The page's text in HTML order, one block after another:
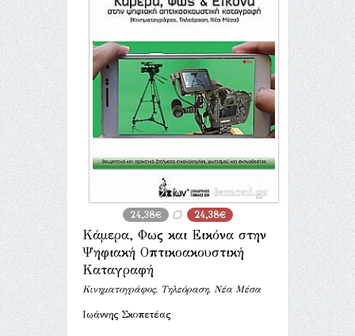
24,38€ 24,38€
Κάμερα, Φως και Εικόνα στην
Ψηφιακή Οπτικοακουστική
Καταγραφή
Κινηματογράφος, Τηλεόραση, Νέα Μέσα
Ιωάννης Σκοπετέας